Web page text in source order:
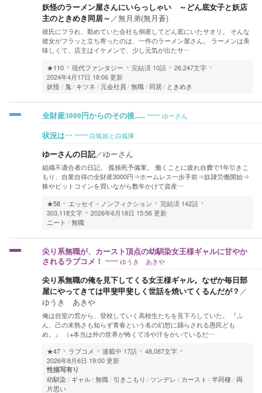
妖怪のラーメン屋さんにいらっしゃい ～どん底女子と妖店
主のときめき同居～ ／無月弟(無月蒼)
彼氏にフラれ、勤めていた会社も倒産してどん底にいたサオリ。 そんな
彼女がフラッと立ち寄ったのは、一件のラーメン屋さん。 ラーメンは美
味しくて、店主はイケメンで、少し元気が出たサ…
★110
現代ファンタジー 完結済 10話
26,247文字
2024年4月17日 18:06 更新
妖怪
鬼 キツネ 元会社員 無職 同居 ときめき
全財産3000円からのその後...... ゆーさん
状況は… 白狐姫と白狐隊
ゆーさんの日記／ゆーさん
組織不適合者の日記。 孤独死予備軍。 働くことに疲れ自費で1年引きこ
もり、自業自得の全財産3000円⇒ホームレス一歩手前⇒奴隷労働開始⇒
株やビットコインを買いながら数年かけて資産…
★58
エッセイ・ノンフィクション 完結済 142話
303,118文字
2026年6月18日 15:56 更新
ニート
無職
尖り系無職が、カースト頂点の幼馴染女王様ギャルに甘やか
されるラブコメ！
ゆうき あきや
尖り系無職の俺を見下してくる女王様ギャル。なぜか毎日部
屋にやってきては甲斐甲斐しく世話を焼いてくるんだが？ ／
ゆうき あきや
俺は自室の窓から、登校していく高校生たちを見下ろしていた。 『ふ
ん、己の未熟さも知らず青春という名の幻想に踊らされる愚民ども
め。』 （※本当は外の世界が怖くて冷や汗をかいているだ…
★47
ラブコメ 連載中 17話
48,087文字
2026年8月6日 19:00 更新
性描写有り
幼馴染 ギャル 無職 引きこもり ツンデレ カースト 半同棲
両
片思い